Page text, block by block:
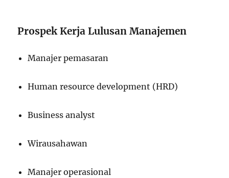
Prospek Kerja Lulusan Manajemen
Manajer pemasaran
Human resource development (HRD)
Business analyst
Wirausahawan
Manajer operasional